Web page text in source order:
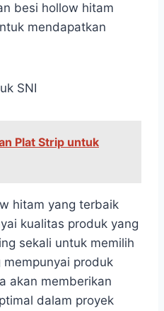
besi hollow hitam
mendapatkan
SNI
Plat Strip untuk
hitam yang terbaik
kualitas produk yang
sekali untuk memilih
produk
akan memberikan
dalam proyek